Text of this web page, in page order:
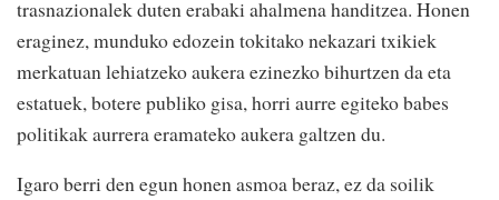
trasnazionalek duten erabaki ahalmena handitzea. Honen
eraginez, munduko edozein tokitako nekazari txikiek
merkatuan lehiatzeko aukera ezinezko bihurtzen da eta
estatuek, botere publiko gisa, horri aurre egiteko babes
politikak aurrera eramateko aukera galtzen du.
Igaro berri den egun honen asmoa beraz, ez da soilik